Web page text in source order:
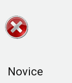
Novice